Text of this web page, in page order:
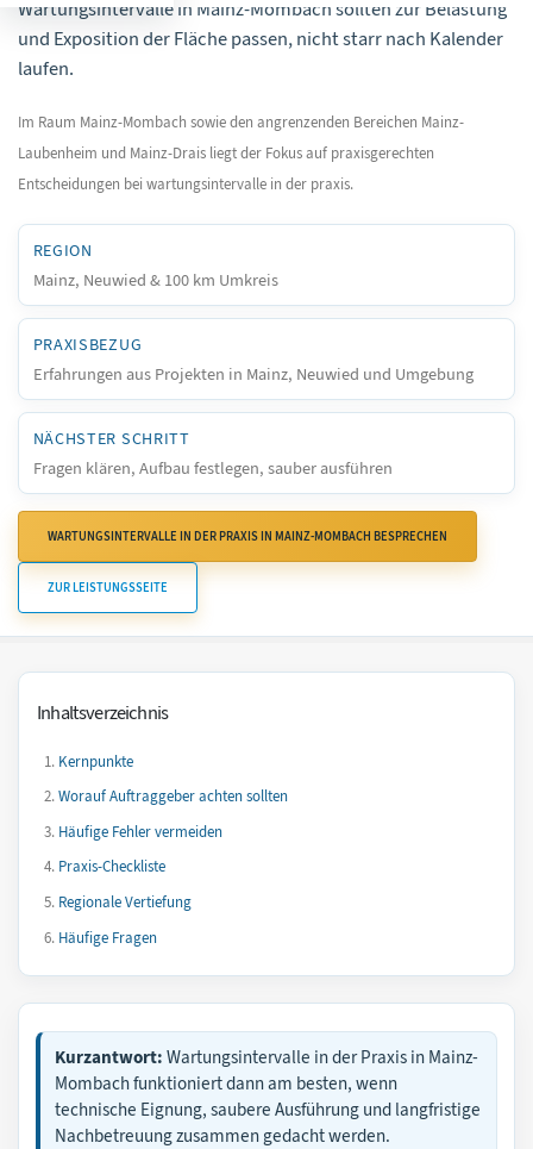
Wartungsintervalle in Mainz-Mombach sollten zur Belastung
und Exposition der Fläche passen, nicht starr nach Kalender
laufen.
Im Raum Mainz-Mombach sowie den angrenzenden Bereichen Mainz-
Laubenheim und Mainz-Drais liegt der Fokus auf praxisgerechten
Entscheidungen bei wartungsintervalle in der praxis.
REGION
Mainz, Neuwied & 100 km Umkreis
PRAXISBEZUG
Erfahrungen aus Projekten in Mainz, Neuwied und Umgebung
NÄCHSTER SCHRITT
Fragen klären, Aufbau festlegen, sauber ausführen
WARTUNGSINTERVALLE IN DER PRAXIS IN MAINZ-MOMBACH BESPRECHEN
ZUR LEISTUNGSSEITE
Inhaltsverzeichnis
Kernpunkte
Worauf Auftraggeber achten sollten
Häufige Fehler vermeiden
Praxis-Checkliste
Regionale Vertiefung
Häufige Fragen
Kurzantwort: Wartungsintervalle in der Praxis in Mainz-
Mombach funktioniert dann am besten, wenn
technische Eignung, saubere Ausführung und langfristige
Nachbetreuung zusammen gedacht werden.